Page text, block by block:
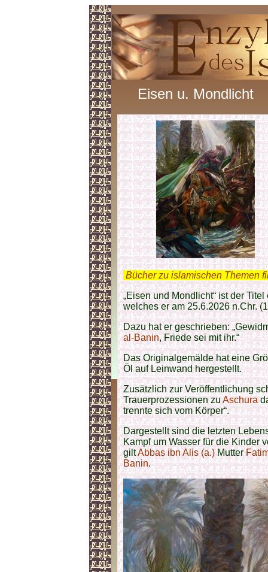
Eisen u. Mondlicht
Bücher zu islamischen Themen
„Eisen und Mondlicht“ ist der
welches er am 25.6.2026 n.Chr.
Dazu hat er geschrieben:
al-Banin, Friede sei mit ihr.“
Das Originalgemälde hat eine
Öl auf Leinwand hergestellt.
Zusätzlich zur Veröffentlichung
Trauerprozessionen zuAschura
trennte sich vom Körper“.
Dargestellt sind die letzten
Kampf um Wasser für die Kinder
giltAbbas ibn Alis (a.)Mutter
Banin.